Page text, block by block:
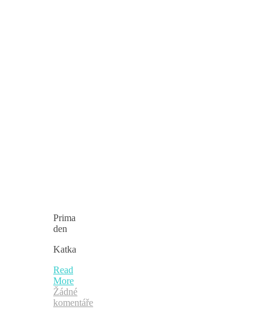
Prima
den
Katka
Read
More
Žádné
komentáře